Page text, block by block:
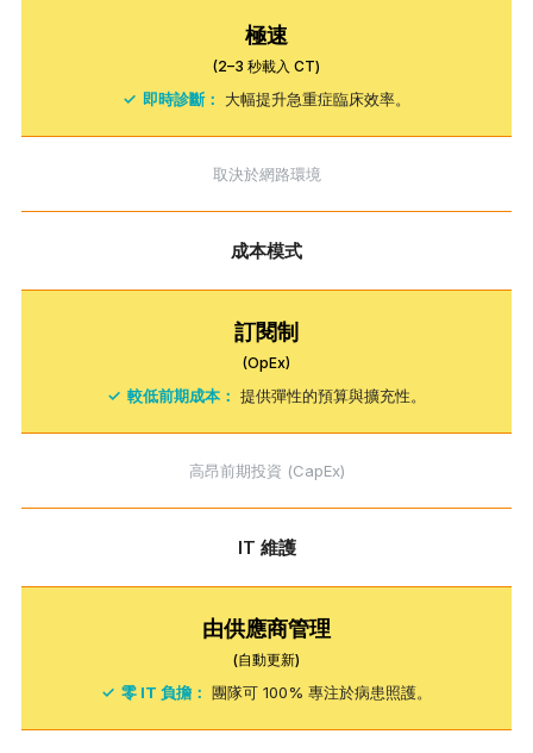
極速
(2–3 秒載入 CT)
✓ 即時診斷： 大幅提升急重症臨床效率。
取決於網路環境
成本模式
訂閱制
(OpEx)
✓ 較低前期成本： 提供彈性的預算與擴充性。
高昂前期投資 (CapEx)
IT 維護
由供應商管理
(自動更新)
✓ 零 IT 負擔： 團隊可 100% 專注於病患照護。